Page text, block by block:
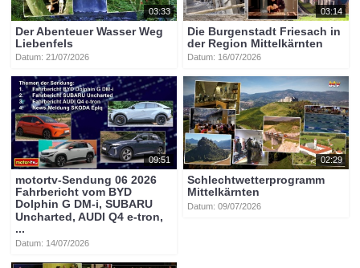
03:33
Der Abenteuer Wasser Weg
Liebenfels
Datum: 21/07/2026
03:14
Die Burgenstadt Friesach in
der Region Mittelkärnten
Datum: 16/07/2026
09:51
motortv-Sendung 06 2026
Fahrbericht vom BYD
Dolphin G DM-i, SUBARU
Uncharted, AUDI Q4 e-tron,
...
Datum: 14/07/2026
02:29
Schlechtwetterprogramm
Mittelkärnten
Datum: 09/07/2026